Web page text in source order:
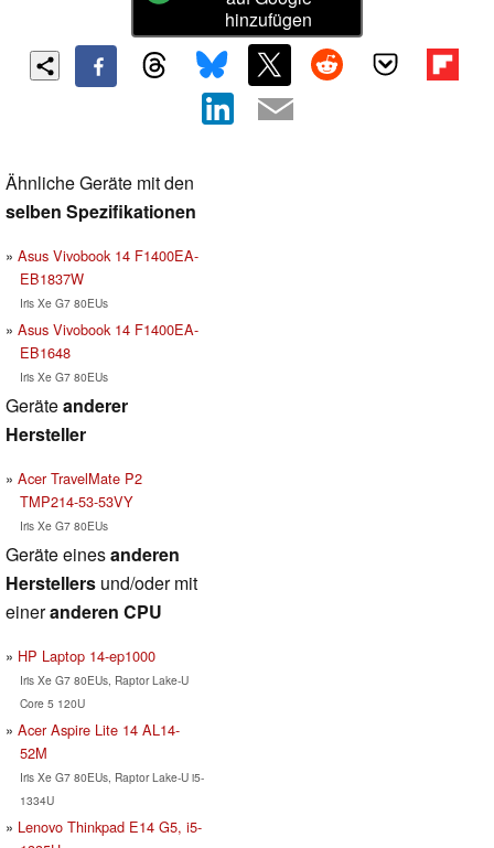
hinzufügen
Ähnliche Geräte mit den
selben Spezifikationen
Asus Vivobook 14 F1400EA-
EB1837W
Iris Xe G7 80EUs
Asus Vivobook 14 F1400EA-
EB1648
Iris Xe G7 80EUs
Geräteanderer
Hersteller
Acer TravelMate P2
TMP214-53-53VY
Iris Xe G7 80EUs
Geräte einesanderen
Herstellers und/oder mit
eineranderen CPU
HP Laptop 14-ep1000
Iris Xe G7 80EUs, Raptor Lake-U
Core 5 120U
Acer Aspire Lite 14 AL14-
52M
Iris Xe G7 80EUs, Raptor Lake-U i5-
1334U
Lenovo Thinkpad E14 G5, i5-